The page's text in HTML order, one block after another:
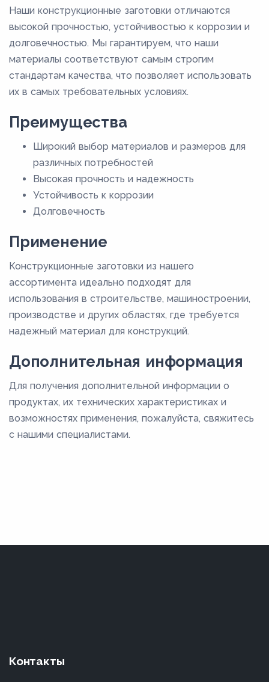
Наши конструкционные заготовки отличаются
высокой прочностью, устойчивостью к коррозии и
долговечностью. Мы гарантируем, что наши
материалы соответствуют самым строгим
стандартам качества, что позволяет использовать
их в самых требовательных условиях.
Преимущества
Широкий выбор материалов и размеров для
различных потребностей
Высокая прочность и надежность
Устойчивость к коррозии
Долговечность
Применение
Конструкционные заготовки из нашего
ассортимента идеально подходят для
использования в строительстве, машиностроении,
производстве и других областях, где требуется
надежный материал для конструкций.
Дополнительная информация
Для получения дополнительной информации о
продуктах, их технических характеристиках и
возможностях применения, пожалуйста, свяжитесь
с нашими специалистами.
Контакты